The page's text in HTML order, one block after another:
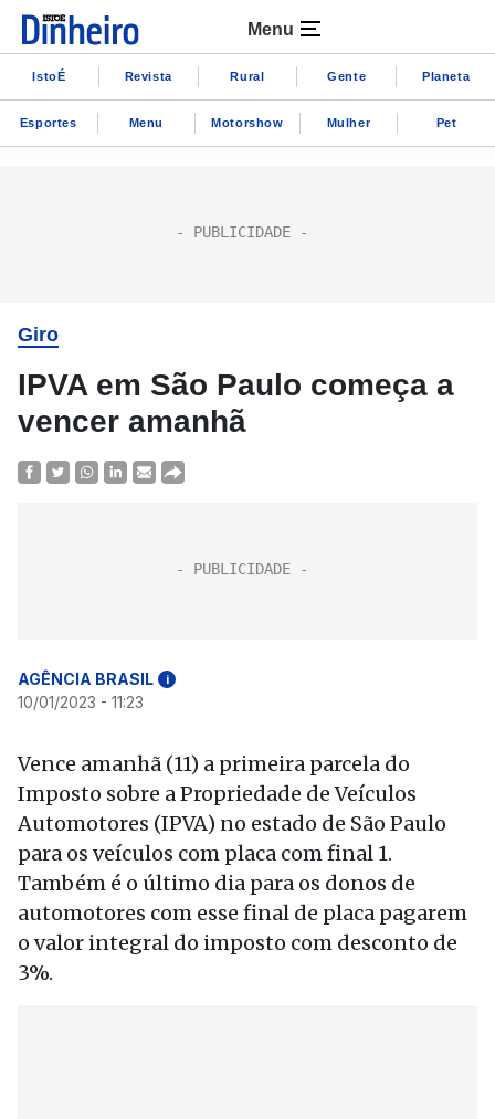
Menu
IstoÉ Revista Rural Gente Planeta
Esportes Menu Motorshow Mulher Pet
Giro
IPVA em São Paulo começa a
vencer amanhã
AGÊNCIA BRASIL i
10/01/2023 - 11:23
Vence amanhã (11) a primeira parcela do
Imposto sobre a Propriedade de Veículos
Automotores (IPVA) no estado de São Paulo
para os veículos com placa com final 1.
Também é o último dia para os donos de
automotores com esse final de placa pagarem
o valor integral do imposto com desconto de
3%.